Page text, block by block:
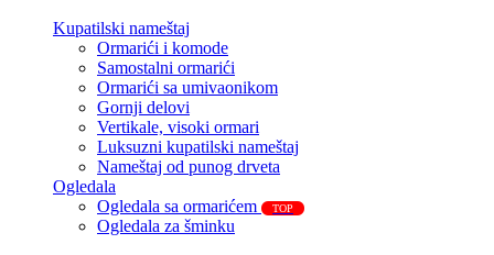
Kupatilski nameštaj
Ormarići i komode
Samostalni ormarići
Ormarići sa umivaonikom
Gornji delovi
Vertikale, visoki ormari
Luksuzni kupatilski nameštaj
Nameštaj od punog drveta
Ogledala
Ogledala sa ormarićem
TOP
Ogledala za šminku